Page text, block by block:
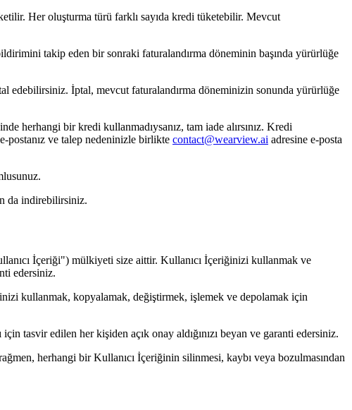
Her oluşturma türü farklı sayıda kredi tüketebilir. Mevcut
takip eden bir sonraki faturalandırma döneminin başında yürürlüğe
edebilirsiniz. İptal, mevcut faturalandırma döneminizin sonunda yürürlüğe
herhangi bir kredi kullanmadıysanız, tam iade alırsınız. Kredi
postanız ve talep nedeninizle birlikte contact@wearview.ai adresine e-posta
da indirebilirsiniz.
İçeriği") mülkiyeti size aittir. Kullanıcı İçeriğinizi kullanmak ve
edersiniz.
kullanmak, kopyalamak, değiştirmek, işlemek ve depolamak için
tasvir edilen her kişiden açık onay aldığınızı beyan ve garanti edersiniz.
herhangi bir Kullanıcı İçeriğinin silinmesi, kaybı veya bozulmasından